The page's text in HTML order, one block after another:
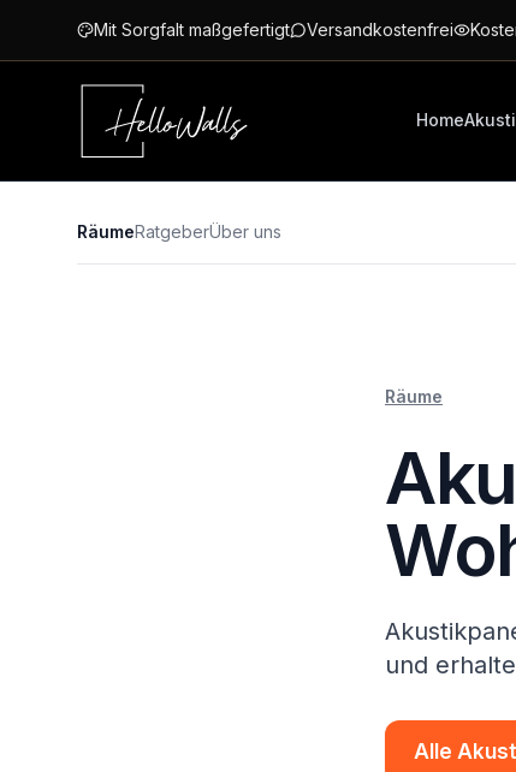
Mit Sorgfalt maßgefertigt Versandkostenfrei
Home
RäumeRatgeberÜber uns
Räume
und
Alle